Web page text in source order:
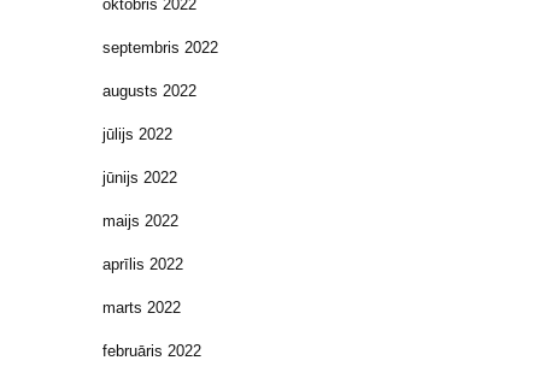
oktobris 2022
septembris 2022
augusts 2022
jūlijs 2022
jūnijs 2022
maijs 2022
aprīlis 2022
marts 2022
februāris 2022